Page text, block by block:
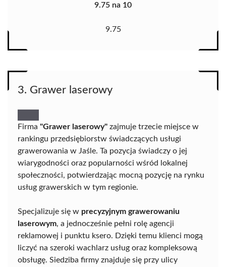
9.75 na 10
9.75
3. Grawer laserowy
Firma "Grawer laserowy" zajmuje trzecie miejsce w
rankingu przedsiębiorstw świadczących usługi
grawerowania w Jaśle. Ta pozycja świadczy o jej
wiarygodności oraz popularności wśród lokalnej
społeczności, potwierdzając mocną pozycję na rynku
usług grawerskich w tym regionie.
Specjalizuje się w precyzyjnym grawerowaniu
laserowym, a jednocześnie pełni rolę agencji
reklamowej i punktu ksero. Dzięki temu klienci mogą
liczyć na szeroki wachlarz usług oraz kompleksową
obsługę. Siedziba firmy znajduje się przy ulicy